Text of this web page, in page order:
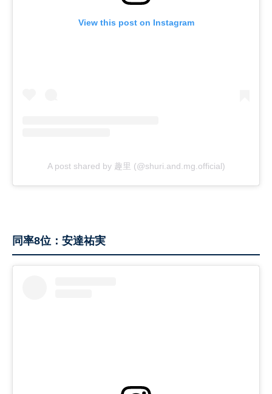
View this post on Instagram
A post shared by 趣里 (@shuri.and.mg.official)
同率8位：安達祐実